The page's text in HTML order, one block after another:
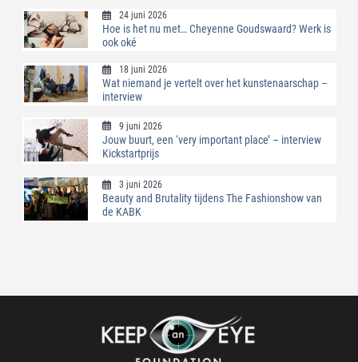
24 juni 2026
Hoe is het nu met… Cheyenne Goudswaard? Werk is
ook oké
18 juni 2026
Wat niemand je vertelt over het kunstenaarschap –
interview
9 juni 2026
Jouw buurt, een ‘very important place’ – interview
Kickstartprijs
3 juni 2026
Beauty and Brutality tijdens The Fashionshow van
de KABK